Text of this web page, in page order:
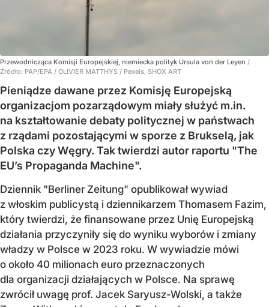
Przewodnicząca Komisji Europejskiej, niemiecka polityk Ursula von der Leyen /
Źródło: PAP/EPA / OLIVIER MATTHYS / Pexels, SHOX ART
Pieniądze dawane przez Komisję Europejską
organizacjom pozarządowym miały służyć m.in.
na kształtowanie debaty politycznej w państwach
z rządami pozostającymi w sporze z Brukselą, jak
Polska czy Węgry. Tak twierdzi autor raportu "The
EU’s Propaganda Machine".
Dziennik "Berliner Zeitung" opublikował wywiad
z włoskim publicystą i dziennikarzem Thomasem Fazim,
który twierdzi, że finansowane przez Unię Europejską
działania przyczyniły się do wyniku wyborów i zmiany
władzy w Polsce w 2023 roku. W wywiadzie mówi
o około 40 milionach euro przeznaczonych
dla organizacji działających w Polsce. Na sprawę
zwrócił uwagę prof. Jacek Saryusz-Wolski, a także